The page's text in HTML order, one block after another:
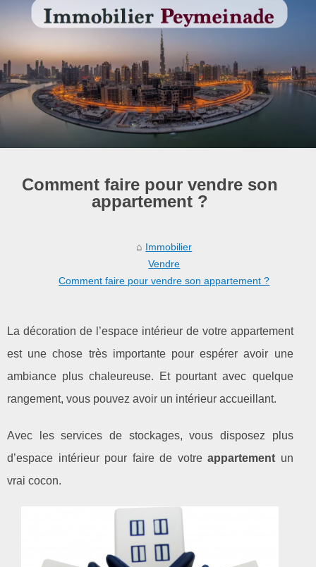
Comment faire pour vendre son
appartement ?
Immobilier
Vendre
Comment faire pour vendre son appartement ?
La décoration de l’espace intérieur de votre appartement
est une chose très importante pour espérer avoir une
ambiance plus chaleureuse. Et pourtant avec quelque
rangement, vous pouvez avoir un intérieur accueillant.
Avec les services de stockages, vous disposez plus
d’espace intérieur pour faire de votreappartement un
vrai cocon.